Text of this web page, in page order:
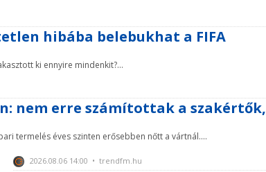
hibába belebukhat a FIFA
ki ennyire mindenkit?...
nem erre számítottak a szakértők,
termelés éves szinten erősebben nőtt a vártnál....
2026.08.06 14:00 • trendfm.hu